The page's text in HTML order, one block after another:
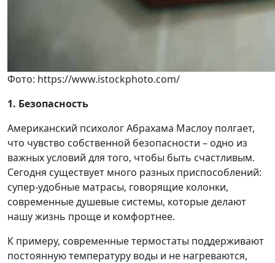
Фото: https://www.istockphoto.com/
1. Безопасность
Американский психолог Абрахама Маслоу полгает,
что чувство собственной безопасности – одно из
важных условий для того, чтобы быть счастливым.
Сегодня существует много разных приспособлений:
супер-удобные матрасы, говорящие колонки,
современные душевые системы, которые делают
нашу жизнь проще и комфортнее.
К примеру, современные термостаты поддерживают
постоянную температуру воды и не нагреваются,